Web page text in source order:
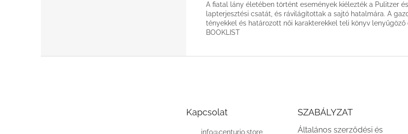
A fiatal lány életében történt események kiélezték a Pulitzer
lapterjesztési csatát, és rávilágítottak a sajtó hatalmára. A
tényekkel és határozott női karakterekkel teli könyv lenyűgöző
BOOKLIST
Kapcsolat
info@centurio.store
SZABÁLYZAT
Általános szerződési és